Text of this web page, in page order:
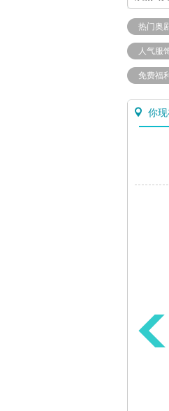
热门奥剧
人气服
免费福利
你